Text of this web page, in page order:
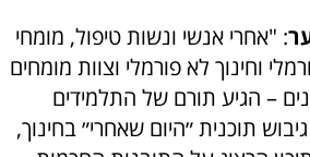
: "אחרי אנשי ונשות טיפול, מומחי
וחינוך לא פורמלי וצוות מומחים
– הגיע תורם של התלמידים
תוכנית ״היום שאחרי״ בחינוך,